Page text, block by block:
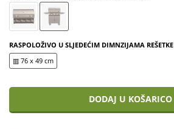
RASPOLOŽIVO U SLJEDEĆIM DIMNZIJAMA REŠETKE
▥ 76 x 49 cm
DODAJ U KOŠARICO